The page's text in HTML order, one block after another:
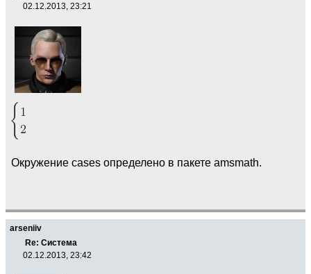
02.12.2013, 23:21
Окружение cases определено в пакете amsmath.
arseniiv
Re: Система
02.12.2013, 23:42